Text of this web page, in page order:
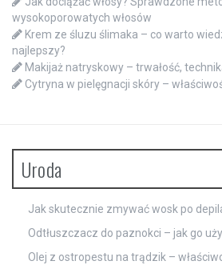
wysokoporowatych włosów
Krem ze śluzu ślimaka – co warto
najlepszy?
Makijaż natryskowy – trwałość,
Cytryna w pielęgnacji skóry –
Uroda
Jak skutecznie zmywać wosk po
Odtłuszczacz do paznokci – jak go
Olej z ostropestu na trądzik –